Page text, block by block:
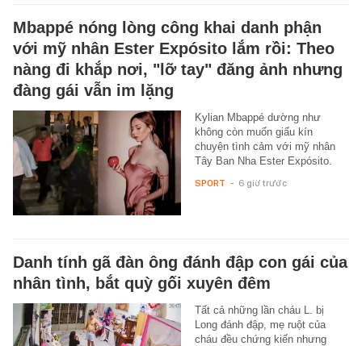
Mbappé nóng lòng công khai danh phận
với mỹ nhân Ester Expósito lắm rồi: Theo
nàng đi khắp nơi, "lỡ tay" đăng ảnh nhưng
đàng gái vẫn im lặng
Kylian Mbappé dường như
không còn muốn giấu kín
chuyện tình cảm với mỹ nhân
Tây Ban Nha Ester Expósito.
SPORT - 6 giờ trước
Danh tính gã đàn ông đánh đập con gái của
nhân tình, bắt quỳ gối xuyên đêm
Tất cả những lần cháu L. bị
Long đánh đập, mẹ ruột của
cháu đều chứng kiến nhưng